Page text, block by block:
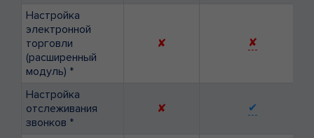
Настройка
электронной
торговли
(расширенный
модуль) *
✘ ✘
Настройка
отслеживания
звонков *
✘ ✔